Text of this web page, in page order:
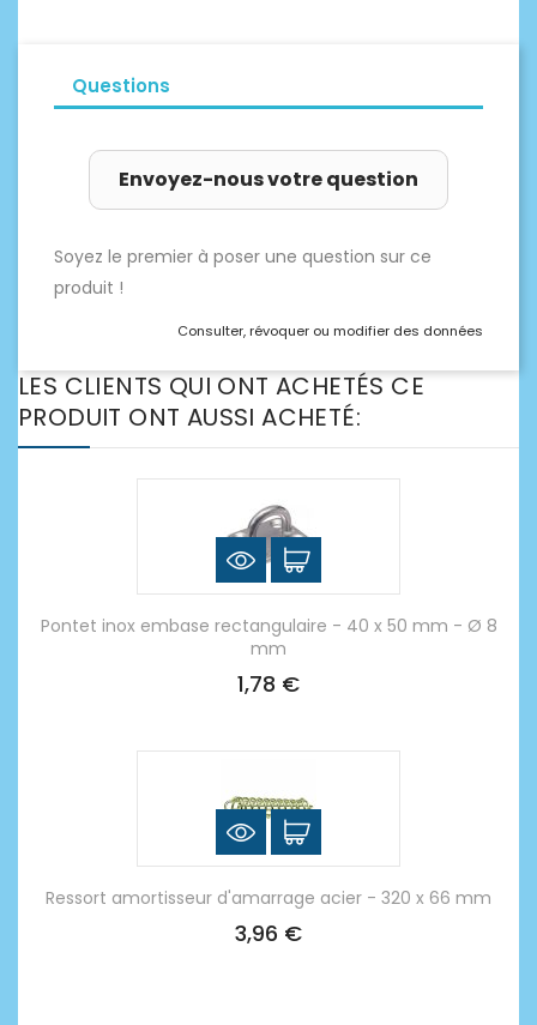
Questions
Envoyez-nous votre question
Soyez le premier à poser une question sur ce
produit !
Consulter, révoquer ou modifier des données
LES CLIENTS QUI ONT ACHETÉS CE
PRODUIT ONT AUSSI ACHETÉ:
Pontet inox embase rectangulaire - 40 x 50 mm - Ø 8
mm
1,78 €
Ressort amortisseur d'amarrage acier - 320 x 66 mm
3,96 €